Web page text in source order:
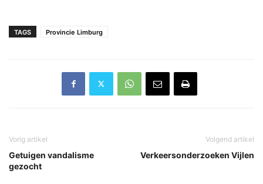
TAGS Provincie Limburg
Vorig artikel
Getuigen vandalisme
gezocht
Volgend artikel
Verkeersonderzoeken Vijlen